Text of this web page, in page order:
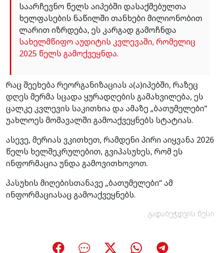
საარჩევნო წელს აიპებში დასაქმებულთა
ხელფასების ნაწილში თანხები მილიონობით
ლარით იზრდება, ეს კარგად გამოჩნდა
სახელმწიფო აუდიტის კვლევაში, რომელიც
2025 წელს გამოქვეყნდა.
რაც შეეხება რეორგანიზაციას ა(ა)იპებში, რაზეც
დღეს მერმა სცადა ყურადღების გამახვილება, ეს
ცალკე კვლევის საკითხია და ამაზე „ბათუმელები“
უახლოეს მომავალში გამოაქვეყნებს სტატიას.
ასევე, მერიას ვკითხეთ, რამდენი პირი აიყვანა 2026
წელს ხელშეკრულებით, გვიპასუხეს, რომ ეს
ინფორმაცია უნდა გამოვითხოვოთ.
პასუხის მიღებისთანავე „ბათუმელები“ ამ
ინფორმაციასაც გამოაქვეყნებს.
გადაბეჭდვის წესი